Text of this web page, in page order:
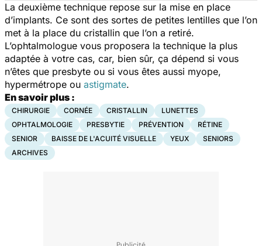
La deuxième technique repose sur la mise en place
d’implants. Ce sont des sortes de petites lentilles que l’on
met à la place du cristallin que l’on a retiré.
L’ophtalmologue vous proposera la technique la plus
adaptée à votre cas, car, bien sûr, ça dépend si vous
n’êtes que presbyte ou si vous êtes aussi myope,
hypermétrope ou astigmate.
En savoir plus :
CHIRURGIE CORNÉE CRISTALLIN
LUNETTES
OPHTALMOLOGIE
PRESBYTIE PRÉVENTION
RÉTINE
SENIOR
BAISSE DE L'ACUITÉ VISUELLE YEUX
SENIORS
ARCHIVES